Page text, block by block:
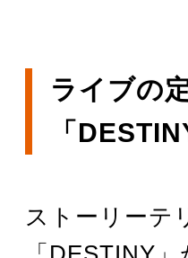
ライブの
「
ストーリーテ